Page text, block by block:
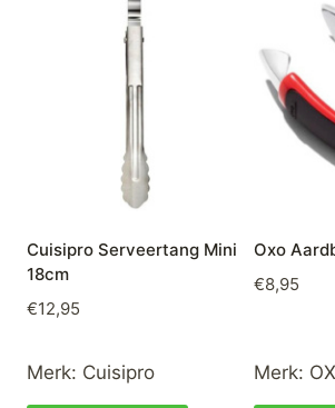
Cuisipro Serveertang Mini
18cm
€12,95
Merk: Cuisipro
Oxo
€8,95
Merk: